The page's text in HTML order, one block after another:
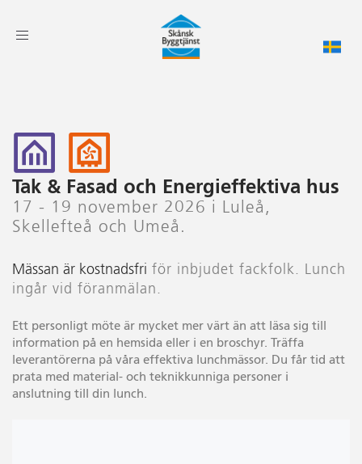
Toggle
Tak & Fasad och Energieffektiva hus
17 - 19 november 2026 i Luleå,
Skellefteå och Umeå.
Mässan är kostnadsfri för inbjudet fackfolk. Lunch
ingår vid föranmälan.
Ett personligt möte är mycket mer värt än att läsa sig till
information på en hemsida eller i en broschyr. Träffa
leverantörerna på våra effektiva lunchmässor. Du får tid att
prata med material- och teknikkunniga personer i
anslutning till din lunch.